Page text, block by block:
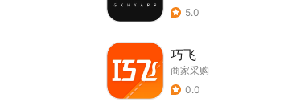
5.0
巧飞
商家采购
0.0